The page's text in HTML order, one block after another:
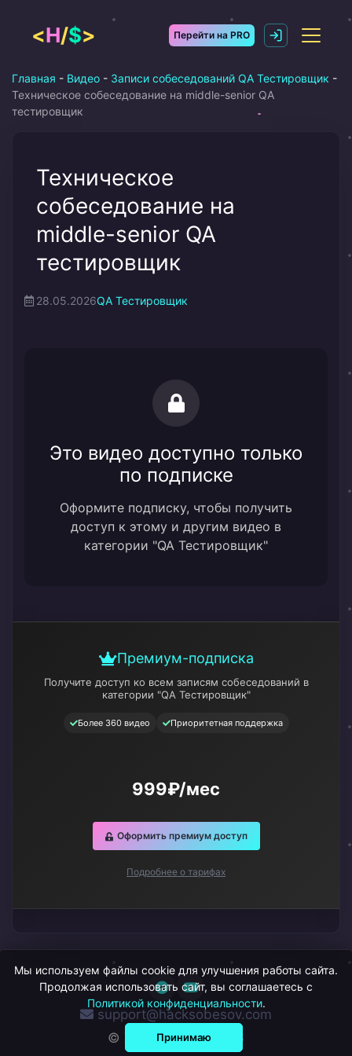
содержимому
<H/$> Перейти на PRO
Главная - Видео - Записи собеседований QA Тестировщик -
Техническое собеседование на middle-senior QA
тестировщик
Техническое
собеседование на
middle-senior QA
тестировщик
28.05.2026QA Тестировщик
Это видео доступно только
по подписке
Оформите подписку, чтобы получить
доступ к этому и другим видео в
категории "QA Тестировщик"
Премиум-подписка
Получите доступ ко всем записям собеседований в
категории "QA Тестировщик"
Более 360 видео Приоритетная поддержка
999₽/мес
Оформить премиум доступ
Подробнее о тарифах
© ХакСобесов, 2026
support@hacksobesov.com
Мы используем файлы cookie для улучшения работы сайта.
Продолжая использовать сайт, вы соглашаетесь с
Политикой конфиденциальности.
Принимаю